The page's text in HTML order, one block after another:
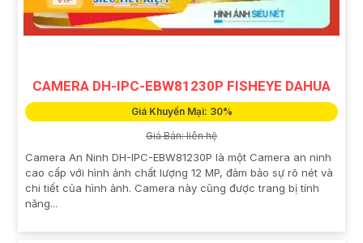
CAMERA DH-IPC-EBW81230P FISHEYE DAHUA
Giá Khuyến Mại: 30%
Giá Bán: liên hệ
Camera An Ninh DH-IPC-EBW81230P là một Camera an ninh
cao cấp với hình ảnh chất lượng 12 MP, đảm bảo sự rõ nét và
chi tiết của hình ảnh. Camera này cũng được trang bị tính
năng...